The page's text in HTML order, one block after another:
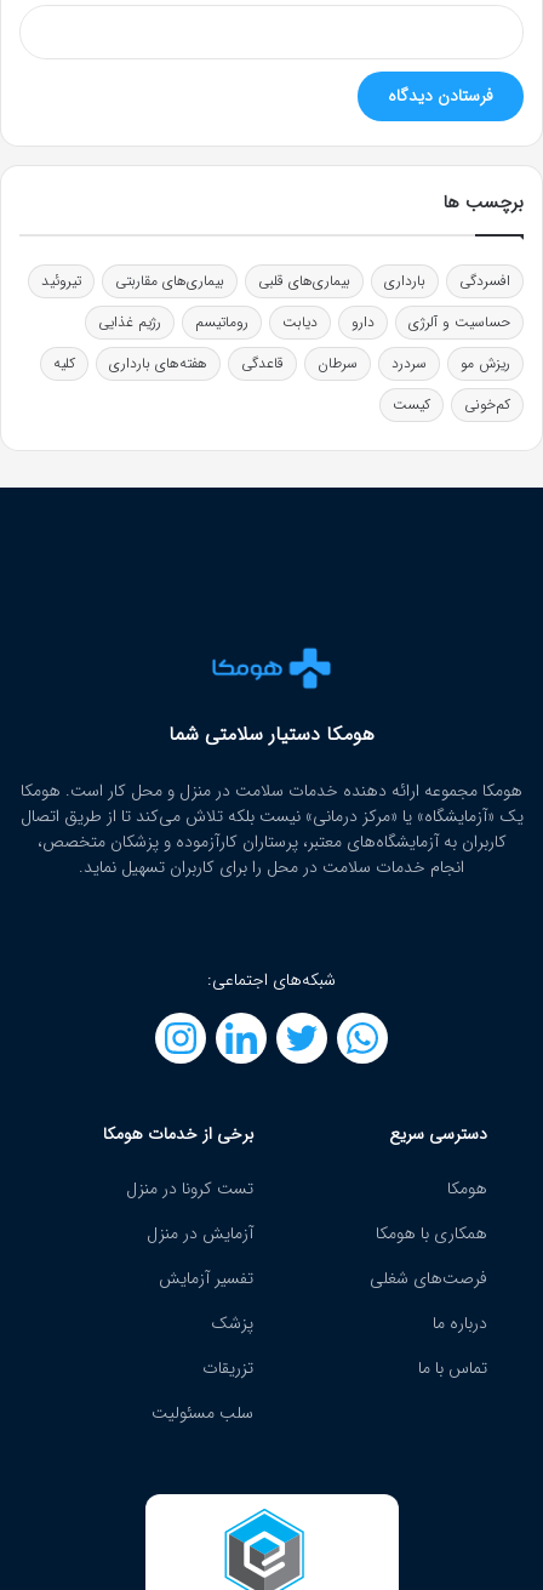
برچسب ها
افسردگی بارداری بیماری‌های قلبی بیماری‌های مقاربتی
تیروئید
حساسیت و آلرژی
دارو دیابت روماتیسم
رژیم غذایی
ریزش مو
سردرد سرطان قاعدگی هفته‌های بارداری
کلیه
کم‌خونی
کیست
هومکا دستیار سلامتی شما
هومکا مجموعه ارائه‌ دهنده خدمات سلامت در منزل و محل کار است. هومکا
یک «آزمایشگاه» یا «مرکز درمانی» نیست بلکه تلاش می‌کند تا از طریق اتصال
کاربران به آزمایشگاه‌های معتبر، پرستاران کارآزموده و پزشکان متخصص،
انجام خدمات سلامت در محل را برای کاربران تسهیل نماید.
شبکه‌های اجتماعی:
دسترسی سریع
هومکا
همکاری با هومکا
فرصت‌های شغلی
درباره ما
تماس با ما
برخی از خدمات هومکا
تست کرونا در منزل
آزمایش در منزل
تفسیر آزمایش
پزشک
تزریقات
سلب مسئولیت